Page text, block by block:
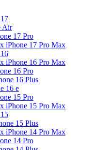
Air
17 Pro
iPhone 17 Pro Max
iPhone 16 Pro Max
16 Pro
16 Plus
16 e
15 Pro
iPhone 15 Pro Max
15 Plus
iPhone 14 Pro Max
14 Pro